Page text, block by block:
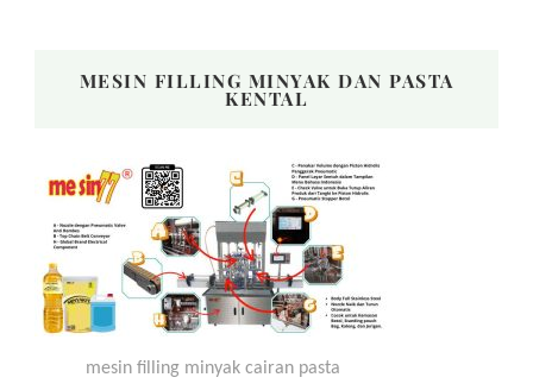
MESIN FILLING MINYAK DAN PASTA
KENTAL
mesin filling minyak cairan pasta